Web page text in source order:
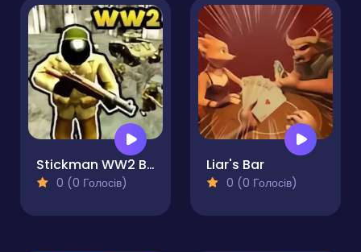
Stickman WW2 Battle Simulator
0 (0 Голосів)
Liar's Bar
0 (0 Голосів)